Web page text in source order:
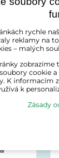
vlivůma má
rychle
reklamy na
– malých
zobrazíme
cookie
K informacím
k
Zásady